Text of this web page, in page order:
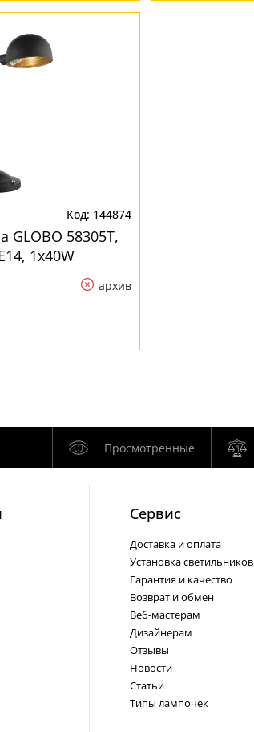
144874
GLOBO 58305T,
1x40W
архив
Просмотренные
Cервис
Доставка и оплата
Установка светильников
Гарантия и качество
Возврат и обмен
Веб-мастерам
Дизайнерам
Отзывы
Новости
Статьи
Типы лампочек